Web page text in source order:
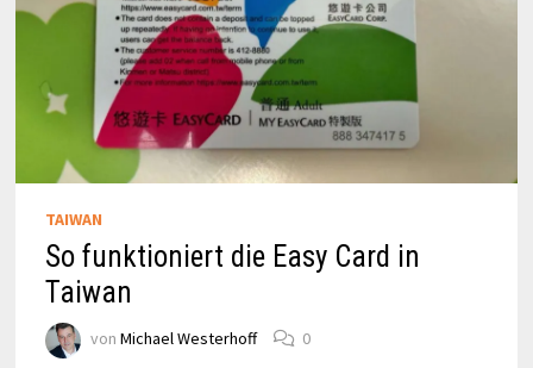
TAIWAN
So funktioniert die Easy Card in
Taiwan
von Michael Westerhoff 0